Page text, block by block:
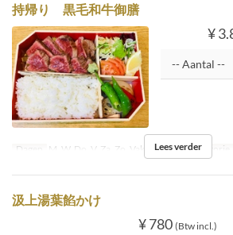
持帰り 黒毛和牛御膳
¥
Dagen M, W, Do, V, Za, Zo, Vak Zitplaats Categorie
Lees verder
汲上湯葉餡かけ
¥ 780 (Btw incl.)